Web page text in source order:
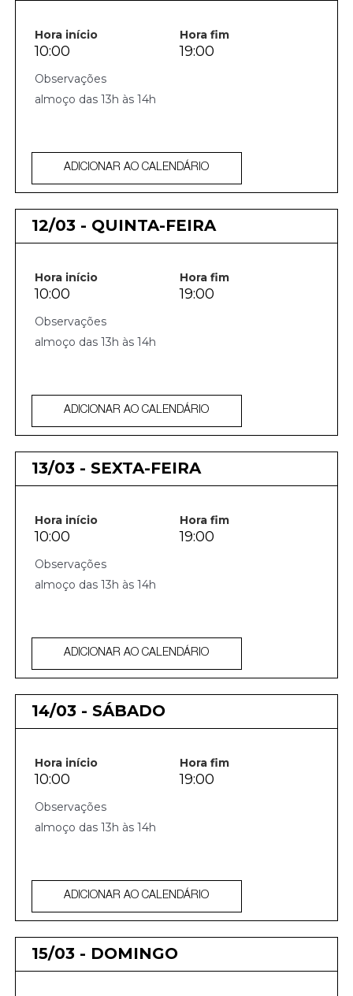
Hora início Hora fim
10:00 19:00
almoço das 13h às 14h
ADICIONAR AO CALENDÁRIO
12/03 - QUINTA-FEIRA
Hora início Hora fim
10:00 19:00
almoço das 13h às 14h
ADICIONAR AO CALENDÁRIO
13/03 - SEXTA-FEIRA
Hora início Hora fim
10:00 19:00
almoço das 13h às 14h
ADICIONAR AO CALENDÁRIO
14/03 - SÁBADO
Hora início Hora fim
10:00 19:00
almoço das 13h às 14h
ADICIONAR AO CALENDÁRIO
15/03 - DOMINGO